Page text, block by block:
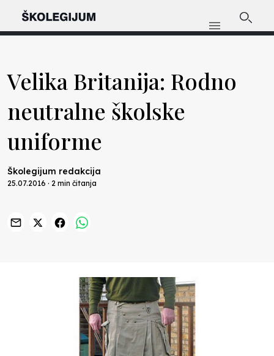
Velika Britanija: Rodno
neutralne školske
uniforme
Školegijum redakcija
25.07.2016 · 2 min čitanja